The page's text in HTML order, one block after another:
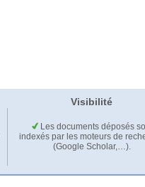
Visibilité
Les documents déposés
indexés par les moteurs de
(Google Scholar,…).